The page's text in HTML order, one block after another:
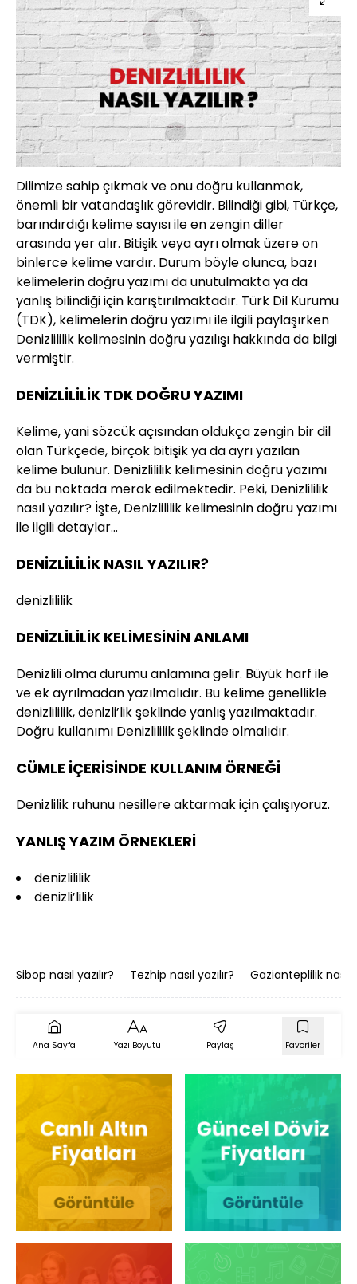
Dilimize sahip çıkmak ve onu doğru kullanmak,
önemli bir vatandaşlık görevidir. Bilindiği gibi, Türkçe,
barındırdığı kelime sayısı ile en zengin diller
arasında yer alır. Bitişik veya ayrı olmak üzere on
binlerce kelime vardır. Durum böyle olunca, bazı
kelimelerin doğru yazımı da unutulmakta ya da
yanlış bilindiği için karıştırılmaktadır. Türk Dil Kurumu
(TDK), kelimelerin doğru yazımı ile ilgili paylaşırken
Denizlililik kelimesinin doğru yazılışı hakkında da bilgi
vermiştir.
DENİZLİLİLİK TDK DOĞRU YAZIMI
Kelime, yani sözcük açısından oldukça zengin bir dil
olan Türkçede, birçok bitişik ya da ayrı yazılan
kelime bulunur. Denizlililik kelimesinin doğru yazımı
da bu noktada merak edilmektedir. Peki, Denizlililik
nasıl yazılır? İşte, Denizlililik kelimesinin doğru yazımı
ile ilgili detaylar…
DENİZLİLİLİK NASIL YAZILIR?
denizlililik
DENİZLİLİLİK KELİMESİNİN ANLAMI
Denizlili olma durumu anlamına gelir. Büyük harf ile
ve ek ayrılmadan yazılmalıdır. Bu kelime genellikle
denizlililik, denizli’lik şeklinde yanlış yazılmaktadır.
Doğru kullanımı Denizlililik şeklinde olmalıdır.
CÜMLE İÇERİSİNDE KULLANIM ÖRNEĞİ
Denizlilik ruhunu nesillere aktarmak için çalışıyoruz.
YANLIŞ YAZIM ÖRNEKLERİ
denizlililik
denizli’lilik
Sibop nasıl yazılır? Tezhip nasıl yazılır? Gazianteplilik nasıl
Ana Sayfa Yazı Boyutu Paylaş Favoriler